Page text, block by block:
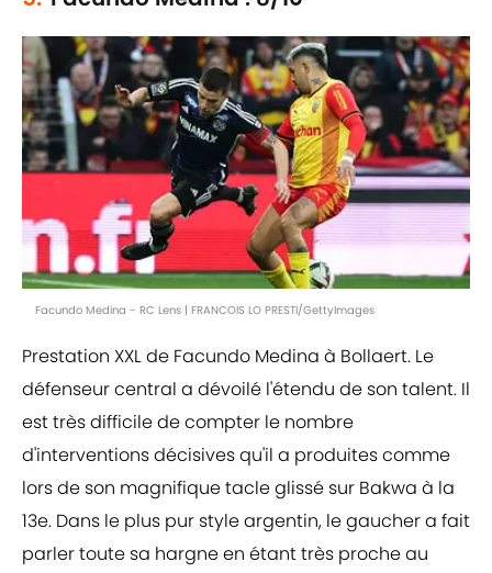
Facundo Medina - RC Lens | FRANCOIS LO PRESTI/GettyImages
Prestation XXL de Facundo Medina à Bollaert. Le
défenseur central a dévoilé l'étendu de son talent. Il
est très difficile de compter le nombre
d'interventions décisives qu'il a produites comme
lors de son magnifique tacle glissé sur Bakwa à la
13e. Dans le plus pur style argentin, le gaucher a fait
parler toute sa hargne en étant très proche au